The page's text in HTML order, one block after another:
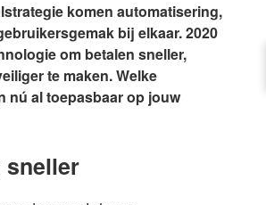
komen automatisering,
bij elkaar. 2020
om betalen sneller,
te maken. Welke
nú al toepasbaar op jouw
sneller